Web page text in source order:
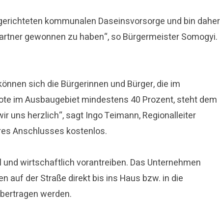
kommunalen Daseinsvorsorge und bin daher
gewonnen zu haben“, so Bürgermeister Somogyi.
sich die Bürgerinnen und Bürger, die im
im Ausbaugebiet mindestens 40 Prozent, steht dem
uns herzlich“, sagt Ingo Teimann, Regionalleiter
Anschlusses kostenlos.
wirtschaftlich vorantreiben. Das Unternehmen
auf der Straße direkt bis ins Haus bzw. in die
werden.